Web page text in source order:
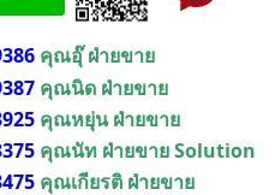
คุณอุ๊ ฝ่ายขาย
คุณนิด ฝ่ายขาย
คุณหยุ่น ฝ่ายขาย
คุณนัท ฝ่ายขาย Solution
คุณเกียรติ ฝ่ายขาย